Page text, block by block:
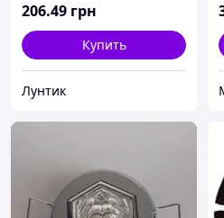
206.49 грн
Купить
Лунтик